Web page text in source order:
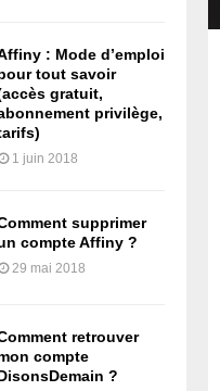
: Mode d’emploi
tout savoir
gratuit,
privilège,
1 juin 2018
supprimer
compte Affiny ?
29 mai 2018
retrouver
compte
?